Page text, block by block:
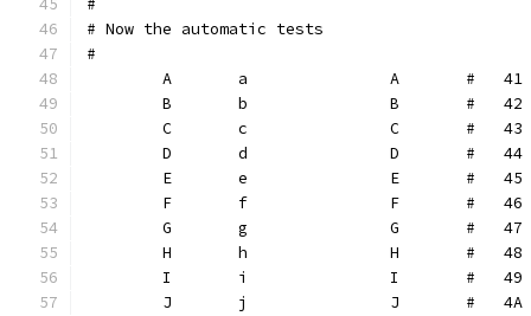
#
# Now the automatic tests
#
	A	a		A	#   41
	B	b		B	#   42
	C	c		C	#   43
	D	d		D	#   44
	E	e		E	#   45
	F	f		F	#   46
	G	g		G	#   47
	H	h		H	#   48
	I	i		I	#   49
	J	j		J	#   4A